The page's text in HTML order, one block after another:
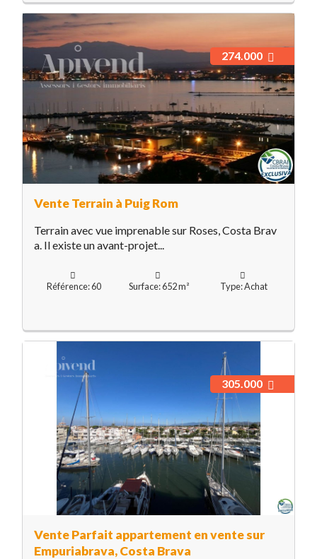
Vente Terrain à Puig Rom
274.000
Terrain avec vue imprenable sur Roses, Costa Brav
a. Il existe un avant-projet...
Référence: 60 Surface: 652 m² Type: Achat
Vente Parfait appartement en vente sur
Empuriabrava, Costa Brava
305.000